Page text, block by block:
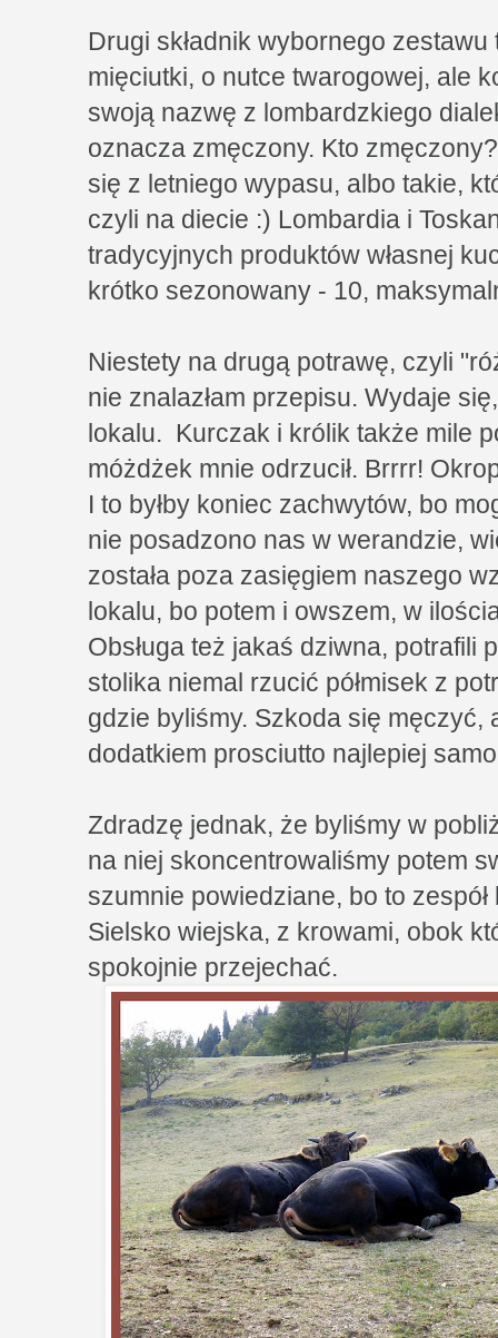
Drugi składnik wybornego
mięciutki, o nutce twarogowej, ale
swoją nazwę z lombardzkiego
oznacza zmęczony. Kto
się z letniego wypasu, albo takie,
czyli na diecie :) Lombardia i
tradycyjnych produktów własnej
krótko sezonowany - 10,
Niestety na drugą potrawę, czyli
nie znalazłam przepisu. Wydaje
lokalu. Kurczak i królik także mile
móżdżek mnie odrzucił. Brrrr!
I to byłby koniec zachwytów, bo
nie posadzono nas w werandzie,
została poza zasięgiem naszego
lokalu, bo potem i owszem, w
Obsługa też jakaś dziwna, potrafili
stolika niemal rzucić półmisek z
gdzie byliśmy. Szkoda się męczyć,
dodatkiem prosciutto najlepiej
Zdradzę jednak, że byliśmy w
na niej skoncentrowaliśmy potem
szumnie powiedziane, bo to
Sielsko wiejska, z krowami, obok
spokojnie przejechać.